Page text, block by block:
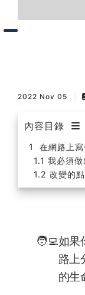
AI 職場應用
AI 職場應用
職場思維與
職場思維與
職場思維與
分析與解決
2022 Nov 05
內容目錄
在網路上
我必須做
改變的
🧑‍💻如果
路上
的生